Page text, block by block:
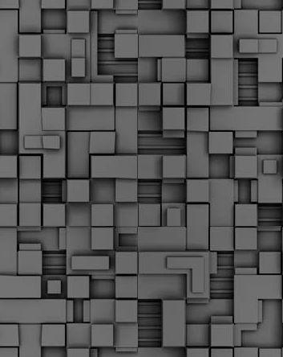
σε δήμους της
φωτογραφικό
αυτή την
μας έχουν
φωτογραφικό
δημοσιεύουμε
MAR
Θεσσαλονίκης
ορκίστηκαν οι 75
«Με αυτούς, σε
δημοτική
ευκαιρία να
MAR
Ξεκίνησαν
δήμους